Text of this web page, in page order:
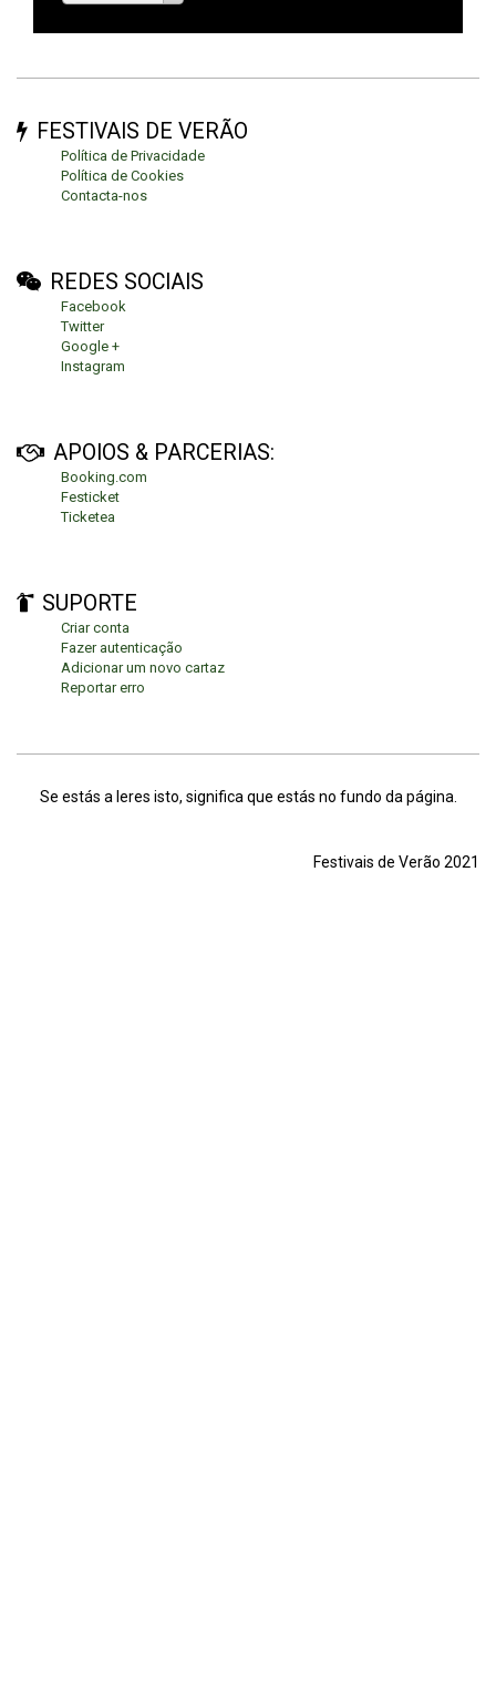
FESTIVAIS DE VERÃO
Política de Privacidade
Política de Cookies
Contacta-nos
REDES SOCIAIS
Facebook
Twitter
Google +
Instagram
APOIOS & PARCERIAS:
Booking.com
Festicket
Ticketea
SUPORTE
Criar conta
Fazer autenticação
Adicionar um novo cartaz
Reportar erro
Se estás a leres isto, significa que estás no fundo da página.
Festivais de Verão 2021